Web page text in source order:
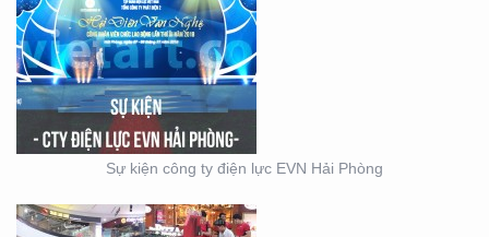
Sự kiện công ty điện lực EVN Hải Phòng
BOOTH BÁN HÀNG MINI
– THIẾT KẾ SẢN XUẤT
MẪU BOOTH CITIGYM –